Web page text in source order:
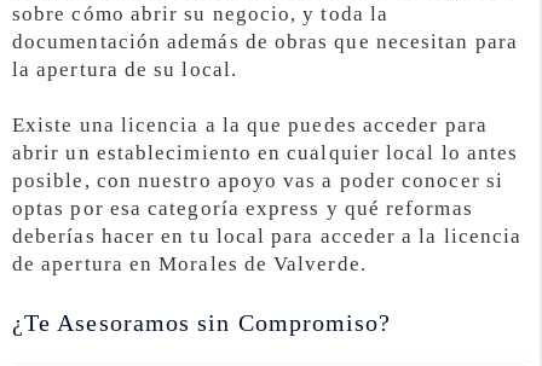
sobre cómo abrir su negocio, y toda la
documentación además de obras que necesitan para
la apertura de su local.
Existe una licencia a la que puedes acceder para
abrir un establecimiento en cualquier local lo antes
posible, con nuestro apoyo vas a poder conocer si
optas por esa categoría express y qué reformas
deberías hacer en tu local para acceder a la licencia
de apertura en Morales de Valverde.
¿Te Asesoramos sin Compromiso?